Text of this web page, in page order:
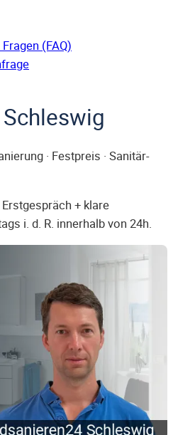
(FAQ)
· Festpreis · Sanitär-
+ klare
i. d. R. innerhalb von 24h.